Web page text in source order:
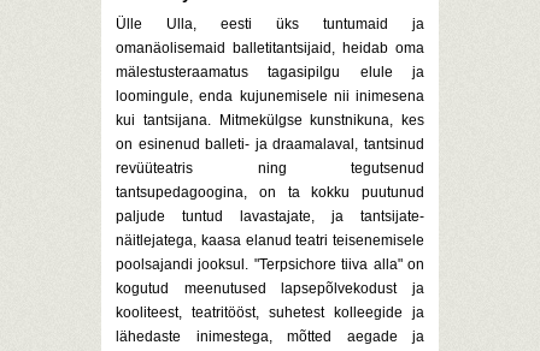
Ülle Ulla, eesti üks tuntumaid ja
omanäolisemaid balletitantsijaid, heidab oma
mälestusteraamatus tagasipilgu elule ja
loomingule, enda kujunemisele nii inimesena
kui tantsijana. Mitmekülgse kunstnikuna, kes
on esinenud balleti- ja draamalaval, tantsinud
revüüteatris ning tegutsenud
tantsupedagoogina, on ta kokku puutunud
paljude tuntud lavastajate, ja tantsijate-
näitlejatega, kaasa elanud teatri teisenemisele
poolsajandi jooksul. "Terpsichore tiiva alla" on
kogutud meenutused lapsepõlvekodust ja
kooliteest, teatritööst, suhetest kolleegide ja
lähedaste inimestega, mõtted aegade ja